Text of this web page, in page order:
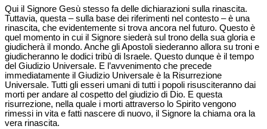
Qui il Signore Gesù stesso fa delle dichiarazioni sulla rinascita.
Tuttavia, questa – sulla base dei riferimenti nel contesto – è una
rinascita, che evidentemente si trova ancora nel futuro. Questo è
quel momento in cui il Signore siederà sul trono della sua gloria e
giudicherà il mondo. Anche gli Apostoli siederanno allora su troni e
giudicheranno le dodici tribù di Israele. Questo dunque è il tempo
del Giudizio Universale. E l’avvenimento che precede
immediatamente il Giudizio Universale è la Risurrezione
Universale. Tutti gli esseri umani di tutti i popoli risusciteranno dai
morti per andare al cospetto del giudizio di Dio. E questa
risurrezione, nella quale i morti attraverso lo Spirito vengono
rimessi in vita e fatti nascere di nuovo, il Signore la chiama ora la
vera rinascita.